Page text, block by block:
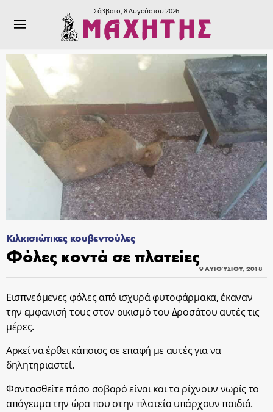
Σάββατο, 8 Αυγούστου 2026
Κιλκισιώτικες κουβεντούλες
Φόλες κοντά σε πλατείες
9 ΑΥΓΟΎΣΤΟΥ, 2018
Εισπνεόμενες φόλες από ισχυρά φυτοφάρμακα, έκαναν
την εμφανισή τους στον οικισμό του Δροσάτου αυτές τις
μέρες.
Αρκεί να έρθει κάποιος σε επαφή με αυτές για να
δηλητηριαστεί.
Φαντασθείτε πόσο σοβαρό είναι και τα ρίχνουν νωρίς το
απόγευμα την ώρα που στην πλατεία υπάρχουν παιδιά.